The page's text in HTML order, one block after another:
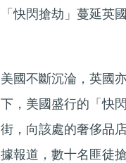
「快閃搶劫」蔓延英國
美國不斷沉淪，英國
下，美國盛行的「快
街，向該處的奢侈品
據報道，數十名匪徒